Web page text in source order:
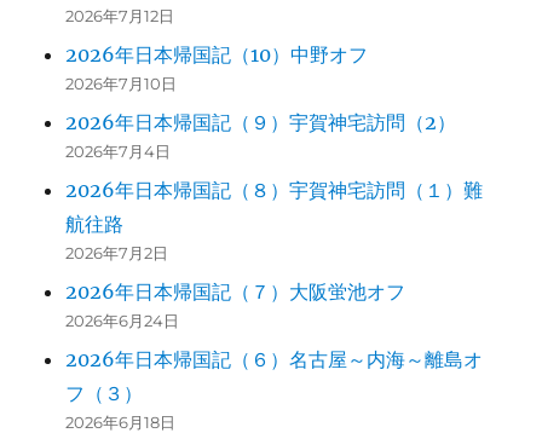
2026年7月12日
2026年日本帰国記（10）中野オフ
2026年7月10日
2026年日本帰国記（９）宇賀神宅訪問（2）
2026年7月4日
2026年日本帰国記（８）宇賀神宅訪問（１）難
航往路
2026年7月2日
2026年日本帰国記（７）大阪蛍池オフ
2026年6月24日
2026年日本帰国記（６）名古屋～内海～離島オ
フ（３）
2026年6月18日